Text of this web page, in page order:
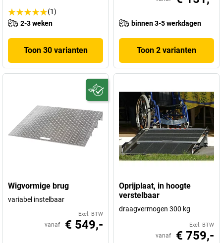
(1)
2-3 weken
Toon 30 varianten
binnen 3-5 werkdagen
Toon 2 varianten
Wigvormige brug
variabel instelbaar
Excl. BTW
vanaf € 549,-
Oprijplaat, in hoogte
verstelbaar
draagvermogen 300 kg
Excl. BTW
vanaf € 759,-